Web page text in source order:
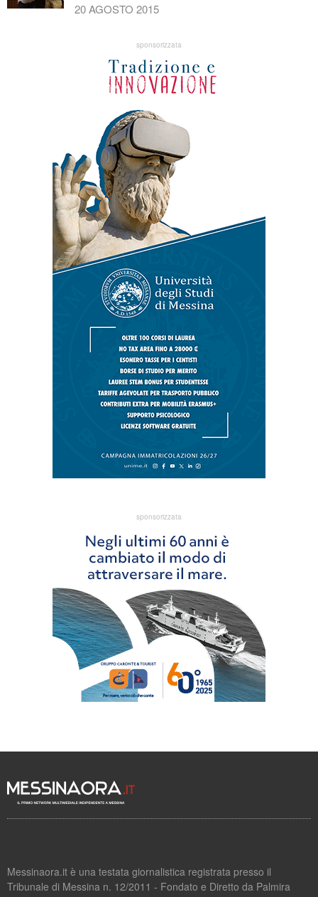
20 AGOSTO 2015
sponsorizzata
sponsorizzata
Messinaora.it è una testata giornalistica registrata presso il
Tribunale di Messina n. 12/2011 - Fondato e Diretto da Palmira